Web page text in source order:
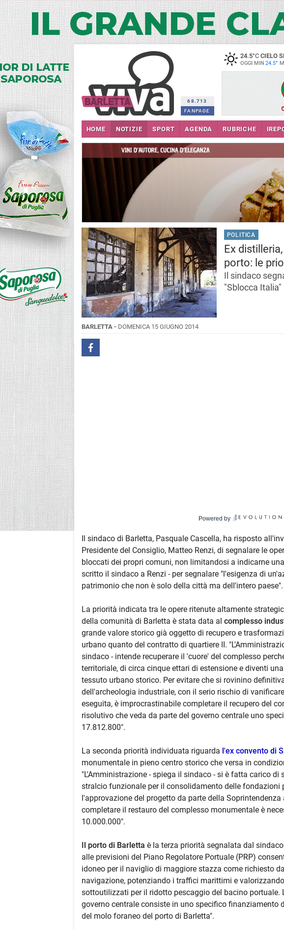
68.713
FANPAGE
24.5°CCIELO
OGGI MIN 24.5°
HOME NOTIZIE SPORT AGENDA RUBRICHE
POLITICA
Ex
porto: le
Il sindaco
"Sblocca Italia"
BARLETTA - DOMENICA 15 GIUGNO 2014
Powered by
Il sindaco di Barletta, Pasquale Cascella, ha risposto
Presidente del Consiglio, Matteo Renzi, di segnalare le
bloccati dei propri comuni, non limitandosi a indicarne
scritto il sindaco a Renzi - per segnalare "l'esigenza di
patrimonio che non è solo della città ma dell'intero paese".
La priorità indicata tra le opere ritenute altamente
della comunità di Barletta è stata data al complesso
grande valore storico già oggetto di recupero e
urbano quanto del contratto di quartiere II.
sindaco - intende recuperare il 'cuore' del complesso
territoriale, di circa cinque ettari di estensione e diventi
tessuto urbano storico. Per evitare che si rovinino
dell'archeologia industriale, con il serio rischio di
eseguita, è improcrastinabile completare il recupero del
risolutivo che veda da parte del governo centrale uno
17.812.800".
La seconda priorità individuata riguarda l'ex convento di
monumentale in pieno centro storico che versa in
"L'Amministrazione - spiega il sindaco - si è fatta carico di
stralcio funzionale per il consolidamento delle fondazioni
l'approvazione del progetto da parte della
completare il restauro del complesso monumentale è
10.000.000".
Il porto di Barletta è la terza priorità segnalata dal
alle previsioni del Piano Regolatore Portuale (PRP)
idoneo per il naviglio di maggiore stazza come richiesto
navigazione, potenziando i traffici marittimi e
sottoutilizzati per il ridotto pescaggio del bacino portuale.
governo centrale consiste in uno specifico finanziamento
del molo foraneo del porto di Barletta".